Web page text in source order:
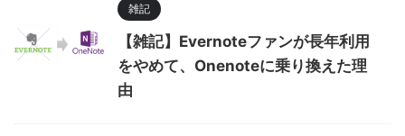
雑記
【雑記】Evernoteファンが長年利用
をやめて、Onenoteに乗り換えた理
由